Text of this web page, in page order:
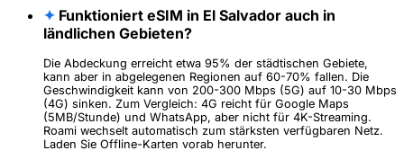
✦ Funktioniert eSIM in El Salvador auch in
ländlichen Gebieten?
Die Abdeckung erreicht etwa 95% der städtischen Gebiete,
kann aber in abgelegenen Regionen auf 60-70% fallen. Die
Geschwindigkeit kann von 200-300 Mbps (5G) auf 10-30 Mbps
(4G) sinken. Zum Vergleich: 4G reicht für Google Maps
(5MB/Stunde) und WhatsApp, aber nicht für 4K-Streaming.
Roami wechselt automatisch zum stärksten verfügbaren Netz.
Laden Sie Offline-Karten vorab herunter.